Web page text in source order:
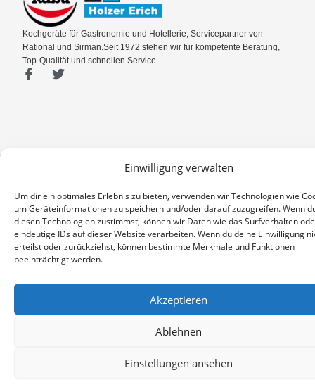
Einwilligung verwalten
Um dir ein optimales Erlebnis zu bieten, verwenden wir Technologien wie
um Geräteinformationen zu speichern und/oder darauf zuzugreifen. Wenn
diesen Technologien zustimmst, können wir Daten wie das Surfverhalten
eindeutige IDs auf dieser Website verarbeiten. Wenn du deine Einwilligung
erteilst oder zurückziehst, können bestimmte Merkmale und Funktionen
beeinträchtigt werden.
Akzeptieren
Ablehnen
Einstellungen ansehen
Kochgeräte für Gastronomie und Hotellerie, Servicepartner von
Rational und Sirman.Seit 1972 stehen wir für kompetente Beratung,
Top-Qualität und schnellen Service.
F T
© 2026 All Rights Reserved.